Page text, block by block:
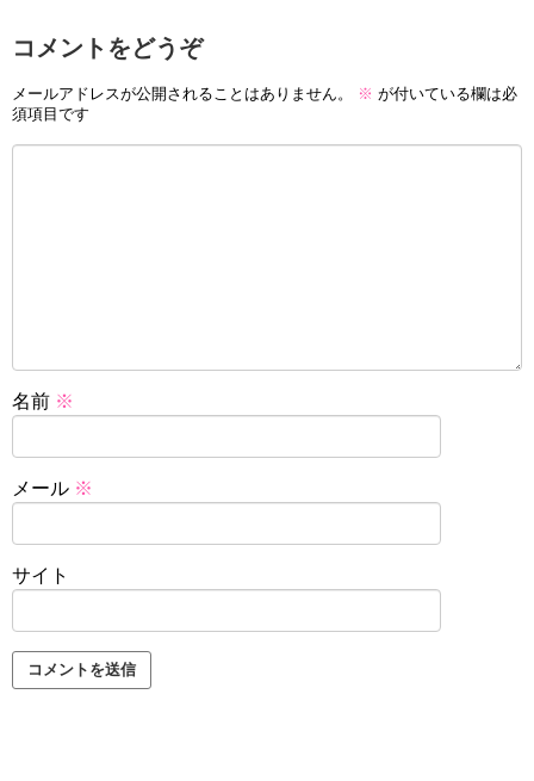
コメントをどうぞ
メールアドレスが公開されることはありません。 ※ が付いている欄は必
須項目です
名前 ※
メール ※
サイト